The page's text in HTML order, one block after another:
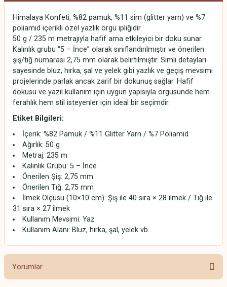
Himalaya Konfeti, %82 pamuk, %11 sim (glitter yarn) ve %7
poliamid içerikli özel yazlık örgü ipliğidir.
50 g / 235 m metrajıyla hafif ama etkileyici bir doku sunar.
Kalınlık grubu “5 – İnce” olarak sınıflandırılmıştır ve önerilen
şiş/tığ numarası 2,75 mm olarak belirtilmiştir. Simli detayları
sayesinde bluz, hırka, şal ve yelek gibi yazlık ve geçiş mevsimi
projelerinde parlak ancak zarif bir dokunuş sağlar. Hafif
dokusu ve yazıl kullanım için uygun yapısıyla örgüsünde hem
ferahlık hem stil isteyenler için ideal bir seçimdir.
Etiket Bilgileri:
İçerik: %82 Pamuk / %11 Glitter Yarn / %7 Poliamid
Ağırlık: 50 g
Metraj: 235 m
Kalınlık Grubu: 5 – İnce
Önerilen Şiş: 2,75 mm
Önerilen Tığ: 2,75 mm
İlmek Ölçüsü (10×10 cm): Şiş ile 40 sıra × 28 ilmek / Tığ ile
31 sıra × 27 ilmek
Kullanım Mevsimi: Yaz
Kullanım Alanı: Bluz, hırka, şal, yelek vb.
Yorumlar